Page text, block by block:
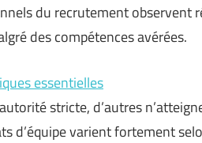
du recrutement observent
des compétences avérées.
essentielles
stricte, d’autres
d’équipe varient fortement